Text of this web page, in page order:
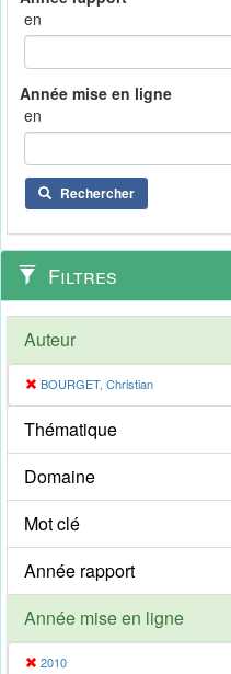
en
en
Rechercher
Filtres
Auteur
BOURGET, Christian
Thématique
Domaine
Mot clé
Année rapport
Année mise en ligne
2010